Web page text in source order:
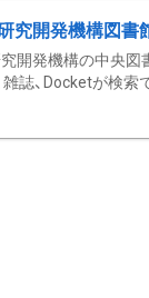
究開発機構図書
開発機構の中央図
雑誌、Docketが検索